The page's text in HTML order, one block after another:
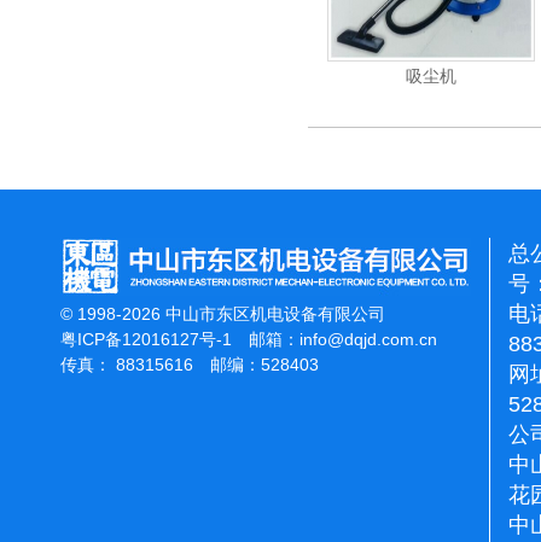
吸尘机
© 1998-2026 中山市东区机电设备有限公司
粤ICP备12016127号-1
邮箱： info@dqjd.com.cn
传真： 88315616 邮编：528403
总
号
电
网
公
中
花
中